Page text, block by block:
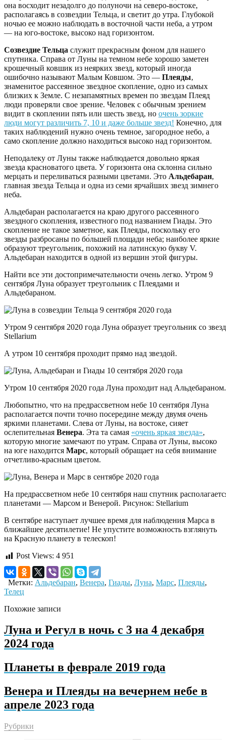
она восходит незадолго до полуночи на северо-востоке,
располагаясь в созвездии Тельца, и светит до утра. Глубокой
ночью ее можно наблюдать в восточной части неба, а утром
— на юго-востоке, высоко над горизонтом.
Созвездие Тельца служит прекрасным фоном для нашего
спутника. Справа от Луны на темном небе хорошо заметен
крошечный ковшик из неярких звезд, который иногда
ошибочно называют Малым Ковшом. Это — Плеяды,
знаменитое рассеянное звездное скопление, одно из самых
близких к Земле. С незапамятных времен по звездам Плеяд
люди проверяли свое зрение. Человек с обычным зрением
видит в скоплении пять или шесть звезд, но очень зоркие
люди могут различить 7, 10 и даже больше звезд! Конечно, для
таких наблюдений нужно очень темное, загородное небо, а
само скопление должно находиться высоко над горизонтом.
Неподалеку от Луны также наблюдается довольно яркая
звезда красноватого цвета. У горизонта она склонна сильно
мерцать и переливаться разными цветами. Это Альдебаран,
главная звезда Тельца и одна из семи ярчайших звезд зимнего
неба.
Альдебаран располагается на краю другого рассеянного
звездного скопления, известного под названием Гиады. Это
скопление не такое заметное, как Плеяды, поскольку его
звезды разбросаны по бо́льшей площади неба; наиболее яркие
образуют треугольник, похожий на латинскую букву V.
Альдебаран находится в одной из вершин этой фигуры.
Найти все эти достопримечательности очень легко. Утром 9
сентября Луна образует треугольник с Плеядами и
Альдебараном.
Утром 9 сентября 2020 года Луна образует треугольник со
Stellarium
А утром 10 сентября проходит прямо над звездой.
Утром 10 сентября 2020 года Луна проходит над
Любопытно, что на предрассветном небе 10 сентября Луна
располагается почти точно посередине между двумя очень
яркими планетами. Слева от Луны, на востоке, сияет
ослепительная Венера. Эта та самая «очень яркая звезда»,
которую многие замечают по утрам. Справа от Луны, высоко
на юге находится Марс, который обращает на себя внимание
отчетливо-красным цветом.
На предрассветном небе 10 сентября наш спутник
планетами — Марсом и Венерой. Рисунок: Stellarium
В сентябре наступает лучшее время для наблюдения Марса в
ближайшее десятилетие! Не упустите возможность взглянуть
на Красную планету в телескоп!
Post Views: 4 951
Метки: Альдебаран, Венера, Гиады, Луна, Марс, Плеяды,
Телец
Похожие записи
Луна и Регул в ночь с 3 на 4 декабря
2024 года
Планеты в феврале 2019 года
Венера и Плеяды на вечернем небе в
апреле 2023 года
Рубрики